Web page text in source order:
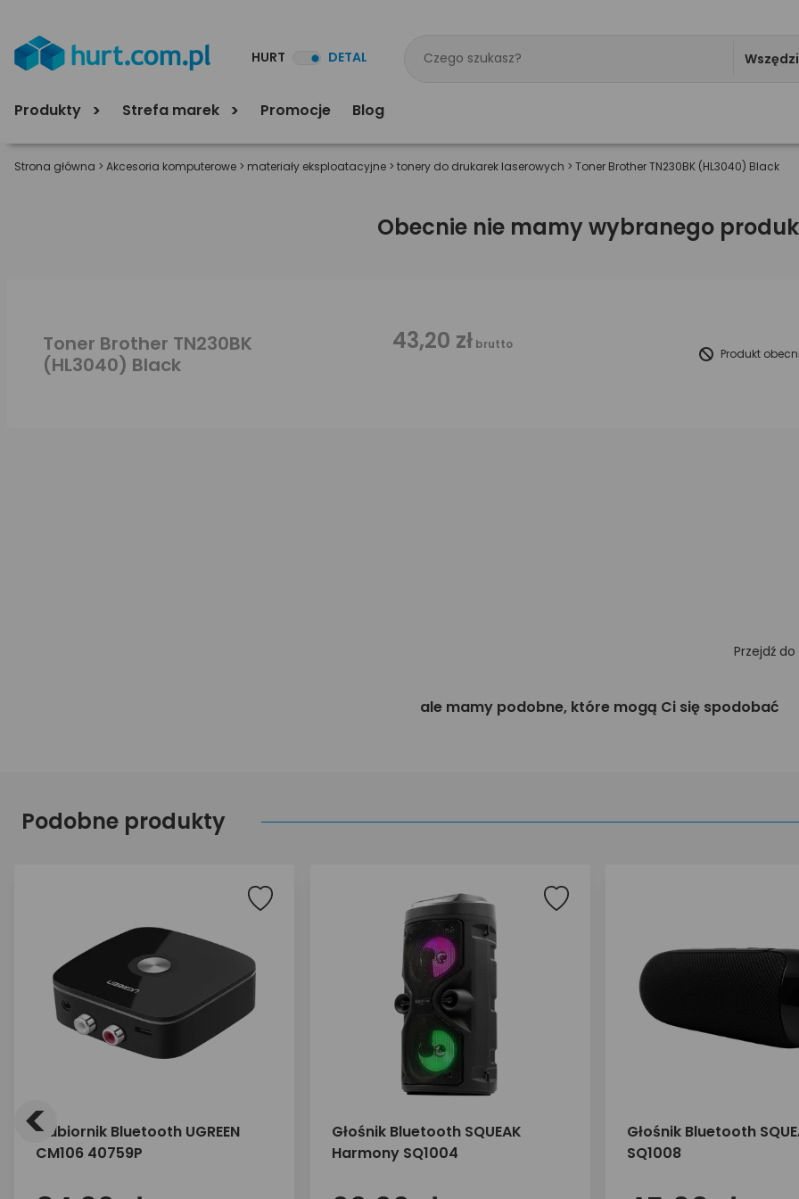
HURT DETAL
Produkty Strefa marek Promocje Blog
Strona główna > Akcesoria komputerowe > materiały eksploatacyjne > tonery do drukarek laserowych > Toner Brother TN230BK (HL3040) Black
Obecnie nie mamy wybranego
Toner Brother TN230BK
(HL3040) Black
43,20 zł brutto
Produkt
Przejdź do
ale mamy podobne, które mogą Ci się spodobać
Podobne produkty
Odbiornik Bluetooth UGREEN
CM106 40759P
Głośnik Bluetooth SQUEAK
Harmony SQ1004
Głośnik Bluetooth
SQ1008
<